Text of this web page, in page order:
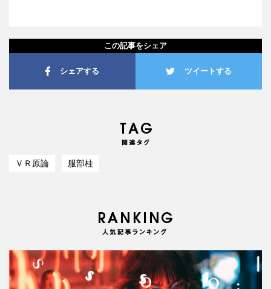
この記事をシェア
シェアする ツイートする
ＶＲ原論 服部桂